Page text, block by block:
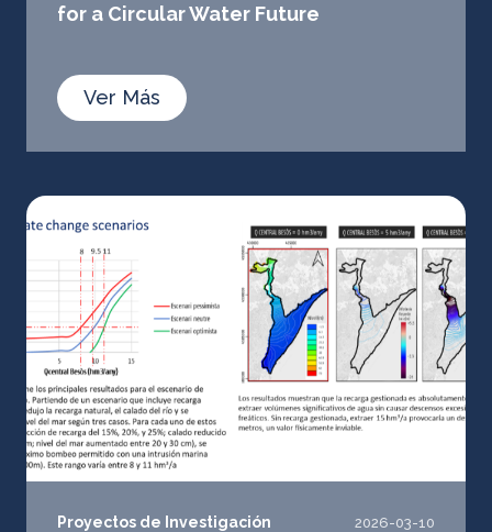
for a Circular Water Future
Ver Más
Proyectos de Investigación 2026-03-10